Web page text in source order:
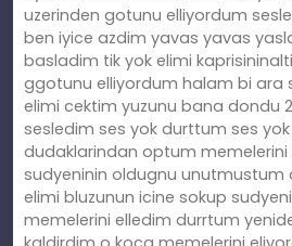
uzerinden gotunu elliyordum
ben iyice azdim yavas yavas
basladim tik yok elimi
ggotunu elliyordum halam bi ara
elimi cektim yuzunu bana dondu
sesledim ses yok durttum ses yok
dudaklarindan optum memelerini
sudyeninin oldugnu unutmustum
elimi bluzunun icine sokup
memelerini elledim durrtum